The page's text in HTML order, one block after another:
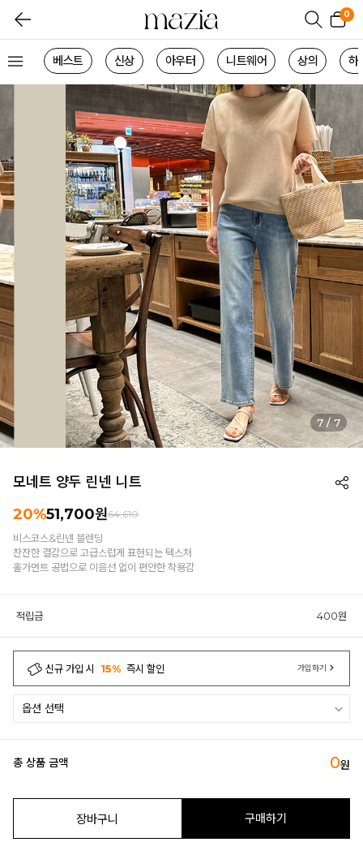
0
베스트 신상 아우터 니트웨어 상의 하
7 / 7
모네트 양두 린넨 니트
20%51,700원64,610
비스코스&린넨 블렌딩
잔잔한 결감으로 고급스럽게 표현되는 텍스처
홀가먼트 공법으로 이음선 없이 편안한 착용감
적립금 400원
신규 가입 시 15% 즉시 할인 가입하기
총 상품 금액 0원
장바구니 구매하기